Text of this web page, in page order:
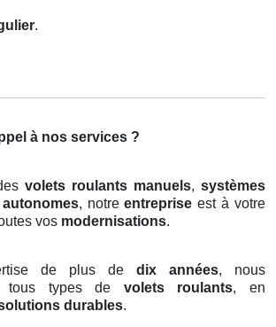
.
à nos services ?
volets roulants manuels, systèmes
autonomes, notreentreprise est à votre
vos modernisations.
de plus de dix années, nous
tous types de volets roulants, en
durables.